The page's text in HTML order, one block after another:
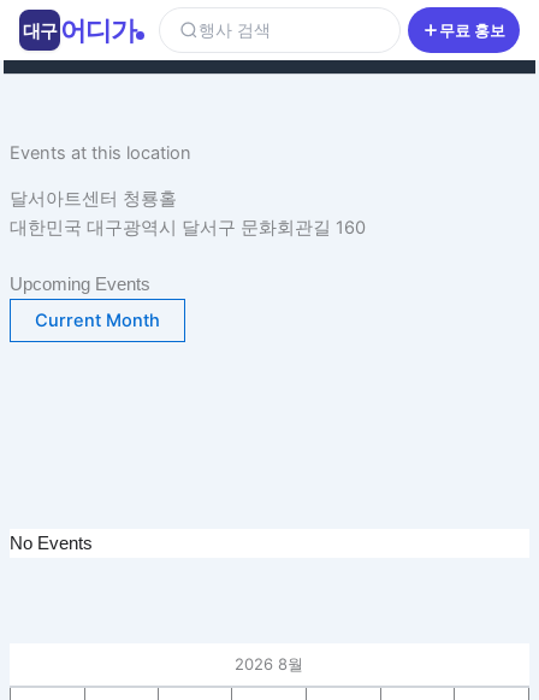
츠
너
뛰
Events at this location
달서아트센터 청룡홀
대한민국 대구광역시 달서구 문화회관길 160
Upcoming Events
Current Month
No Events
2026 8월
대구 어디가 행사 검색 무료 홍보